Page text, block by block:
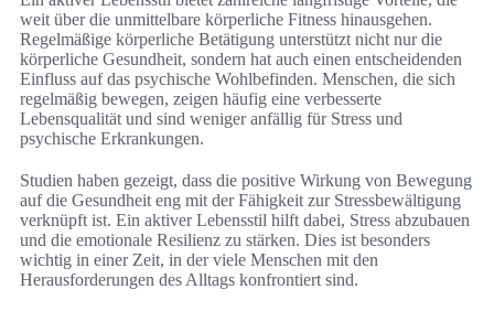
weit über die unmittelbare körperliche Fitness hinausgehen.
Regelmäßige körperliche Betätigung unterstützt nicht nur die
körperliche Gesundheit, sondern hat auch einen entscheidenden
Einfluss auf das psychische Wohlbefinden. Menschen, die sich
regelmäßig bewegen, zeigen häufig eine verbesserte
Lebensqualität und sind weniger anfällig für Stress und
psychische Erkrankungen.
Studien haben gezeigt, dass die positive Wirkung von Bewegung
auf die Gesundheit eng mit der Fähigkeit zur Stressbewältigung
verknüpft ist. Ein aktiver Lebensstil hilft dabei, Stress abzubauen
und die emotionale Resilienz zu stärken. Dies ist besonders
wichtig in einer Zeit, in der viele Menschen mit den
Herausforderungen des Alltags konfrontiert sind.